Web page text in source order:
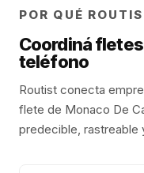
POR QUÉ
Coordiná
teléfono
Routist conecta
flete de Monaco De
predecible, rastreable